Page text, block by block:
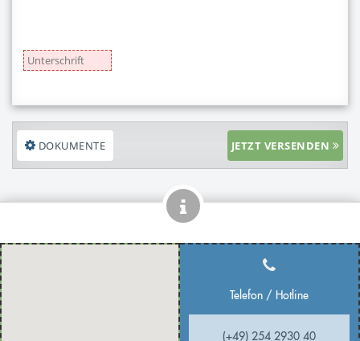
DOKUMENTE JETZT VERSENDEN
Telefon / Hotline
(+49) 254 2930 40